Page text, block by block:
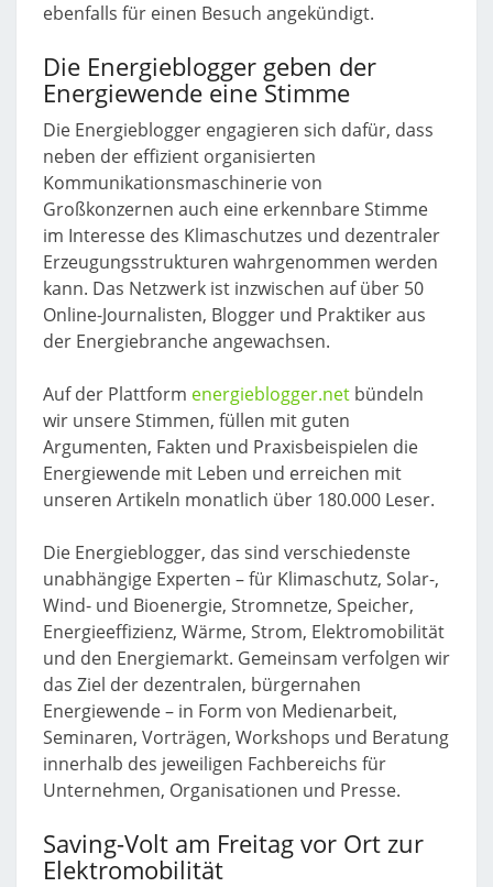
ebenfalls für einen Besuch angekündigt.
Die Energieblogger geben der
Energiewende eine Stimme
Die Energieblogger engagieren sich dafür, dass
neben der effizient organisierten
Kommunikationsmaschinerie von
Großkonzernen auch eine erkennbare Stimme
im Interesse des Klimaschutzes und dezentraler
Erzeugungsstrukturen wahrgenommen werden
kann. Das Netzwerk ist inzwischen auf über 50
Online-Journalisten, Blogger und Praktiker aus
der Energiebranche angewachsen.
Auf der Plattform energieblogger.net bündeln
wir unsere Stimmen, füllen mit guten
Argumenten, Fakten und Praxisbeispielen die
Energiewende mit Leben und erreichen mit
unseren Artikeln monatlich über 180.000 Leser.
Die Energieblogger, das sind verschiedenste
unabhängige Experten – für Klimaschutz, Solar-,
Wind- und Bioenergie, Stromnetze, Speicher,
Energieeffizienz, Wärme, Strom, Elektromobilität
und den Energiemarkt. Gemeinsam verfolgen wir
das Ziel der dezentralen, bürgernahen
Energiewende – in Form von Medienarbeit,
Seminaren, Vorträgen, Workshops und Beratung
innerhalb des jeweiligen Fachbereichs für
Unternehmen, Organisationen und Presse.
Saving-Volt am Freitag vor Ort zur
Elektromobilität